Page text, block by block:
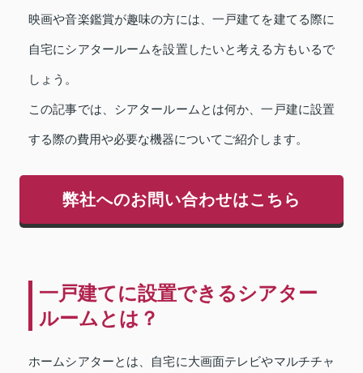
映画や音楽鑑賞が趣味の方には、一戸建てを建てる際に
自宅にシアタールームを設置したいと考える方もいるで
しょう。
この記事では、シアタールームとは何か、一戸建に設置
する際の費用や必要な機器についてご紹介します。
弊社へのお問い合わせはこちら
一戸建てに設置できるシアター
ルームとは？
ホームシアターとは、自宅に大画面テレビやマルチチャ